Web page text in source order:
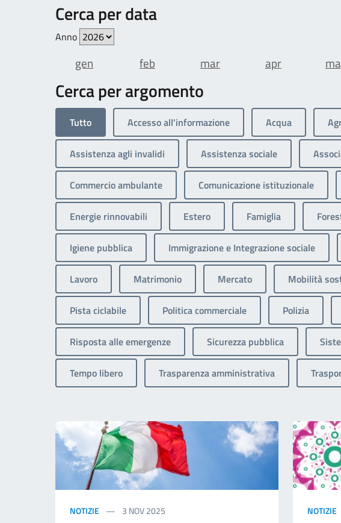
Cerca per data
Anno
gen feb mar apr
Cerca per argomento
Tutto Accesso all'informazione Acqua
Assistenza agli invalidi Assistenza sociale
Commercio ambulante Comunicazione istituzionale
Energie rinnovabili Estero Famiglia
Igiene pubblica Immigrazione e Integrazione sociale
Lavoro Matrimonio Mercato Mobilità
Pista ciclabile Politica commerciale Polizia
Risposta alle emergenze Sicurezza pubblica
Tempo libero Trasparenza amministrativa
NOTIZIE 3 NOV 2025 NOTIZIE